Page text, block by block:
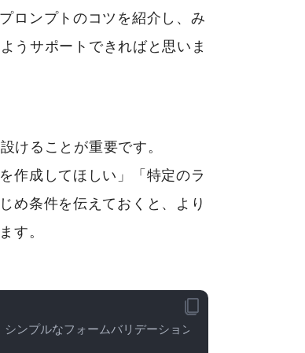
ロンプトのコツを紹介し、み
うサポートできればと思いま
けることが重要です。
作成してほしい」「特定のラ
め条件を伝えておくと、より
す。
プルなフォームバリデーションを作成してください。